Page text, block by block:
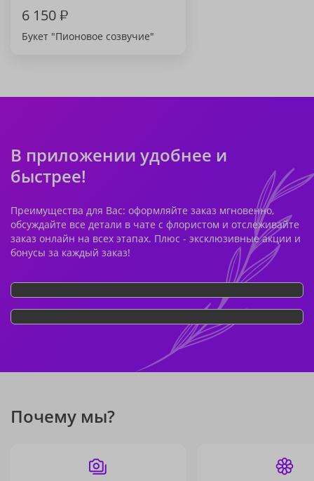
6 150₽
Букет "Пионовое созвучие"
В приложении удобнее и
быстрее!
Преимущества для Вас: оформляйте заказ мгновенно,
обсуждайте все детали в чате с флористом и отслеживайте
заказ онлайн на всех этапах. Плюс - эксклюзивные акции и
бонусы за каждый заказ!
Почему мы?